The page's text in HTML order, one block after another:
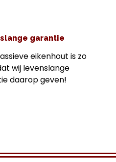
garantie
eikenhout is zo
wij levenslange
daarop geven!